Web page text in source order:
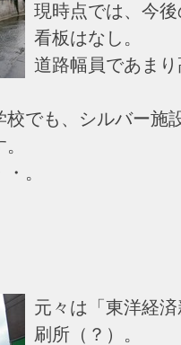
現時点では、今
看板はなし。
道路幅員であま
でも、シルバー施
。
元々は「東洋経
刷所（？）。